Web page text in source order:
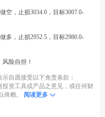
空，止损3034.0，目标3007.0-
多，止损2952.5，目标2980.0-
险自担！
自愿接受以下免责条款：
资工具或产品之意见，或任何财
赖。
阅读更多